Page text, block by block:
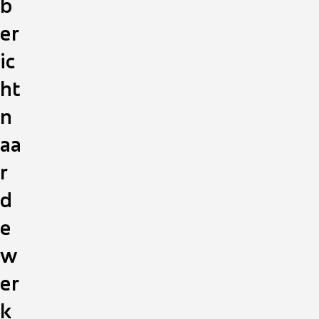
b
er
ic
ht
n
aa
r
d
e
w
er
k